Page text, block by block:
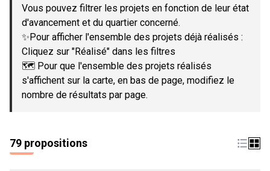
Vous pouvez filtrer les projets en fonction de leur état
d'avancement et du quartier concerné.
✨Pour afficher l'ensemble des projets déjà réalisés :
Cliquez sur "Réalisé" dans les filtres
🗺️ Pour que l'ensemble des projets réalisés
s'affichent sur la carte, en bas de page, modifiez le
nombre de résultats par page.
79 propositions